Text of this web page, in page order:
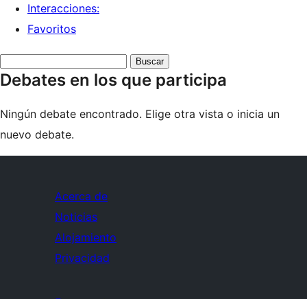
Interacciones:
Favoritos
debates:
Debates en los que participa
Ningún debate encontrado. Elige otra vista o inicia un
nuevo debate.
Acerca de
Noticias
Alojamiento
Privacidad